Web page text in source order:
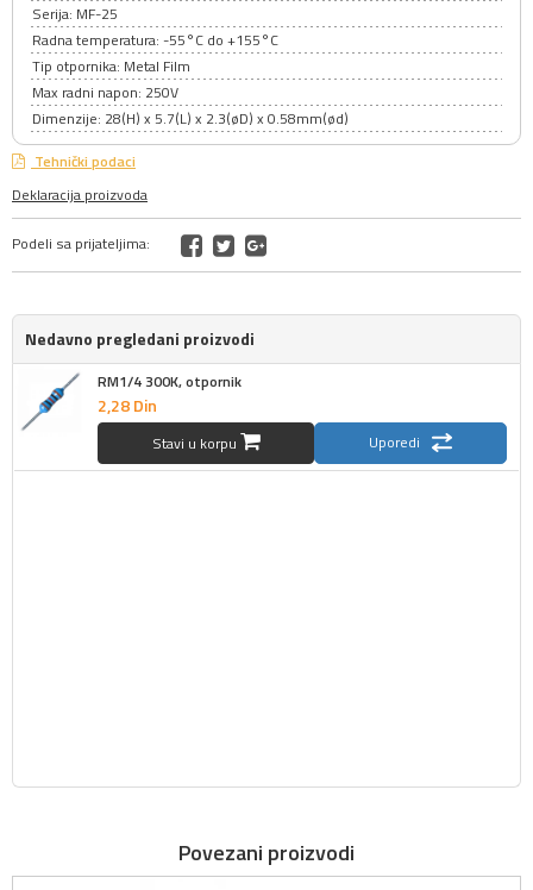
Serija: MF-25
Radna temperatura: -55°C do +155°C
Tip otpornika: Metal Film
Max radni napon: 250V
Dimenzije: 28(H) x 5.7(L) x 2.3(øD) x 0.58mm(ød)
Tehnički podaci
Deklaracija proizvoda
Podeli sa prijateljima:
Nedavno pregledani proizvodi
RM1/4 300K, otpornik
2,28Din
Stavi u korpu Uporedi
Povezani proizvodi